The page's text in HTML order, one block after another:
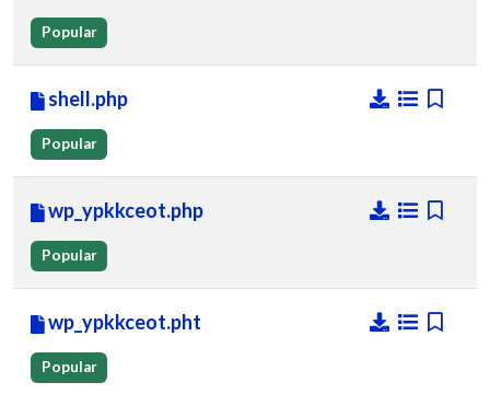
Popular
shell.php
Popular
wp_ypkkceot.php
Popular
wp_ypkkceot.pht
Popular